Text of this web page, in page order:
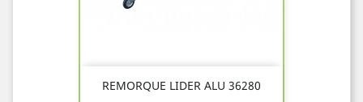
REMORQUE LIDER ALU 36280